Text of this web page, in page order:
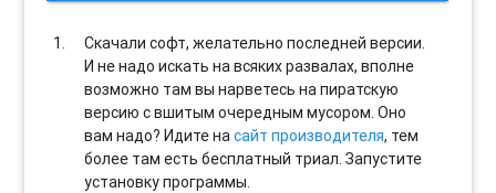
Скачали софт, желательно последней версии.
И не надо искать на всяких развалах, вполне
возможно там вы нарветесь на пиратскую
версию с вшитым очередным мусором. Оно
вам надо? Идите насайт производителя, тем
более там есть бесплатный триал. Запустите
установку программы.